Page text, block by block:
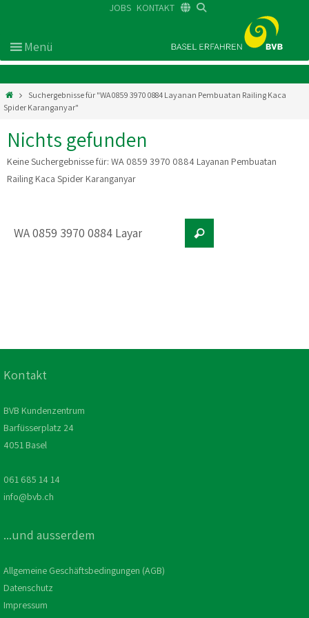
JOBS KONTAKT
Suchergebnisse für "WA 0859 3970 0884 Layanan Pembuatan Railing Kaca
Spider Karanganyar"
Nichts gefunden
Keine Suchergebnisse für: WA 0859 3970 0884 Layanan Pembuatan
Railing Kaca Spider Karanganyar
Kontakt
BVB Kundenzentrum
Barfüsserplatz 24
4051 Basel
061 685 14 14
info@bvb.ch
...und ausserdem
Allgemeine Geschäftsbedingungen (AGB)
Datenschutz
Impressum